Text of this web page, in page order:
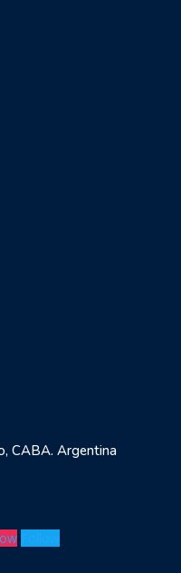
CABA. Argentina
Follow